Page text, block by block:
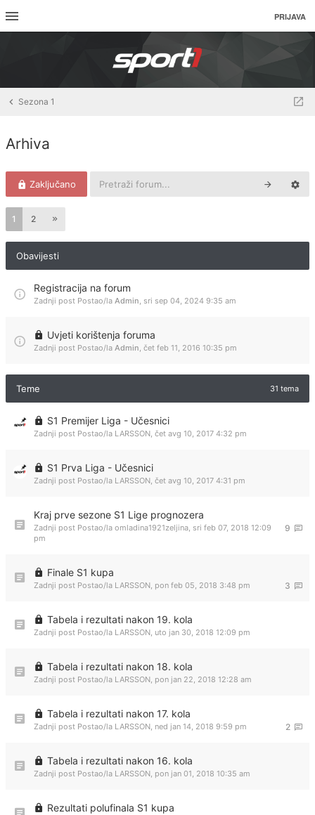
PRIJAVA
Sezona 1
Arhiva
Zaključano
1 2
Obavijesti
Registracija na forum
Zadnji post Postao/la Admin, sri sep 04, 2024 9:35 am
Uvjeti korištenja foruma
Zadnji post Postao/la Admin, čet feb 11, 2016 10:35 pm
Teme 31 tema
S1 Premijer Liga - Učesnici
Zadnji post Postao/la LARSSON, čet avg 10, 2017 4:32 pm
S1 Prva Liga - Učesnici
Zadnji post Postao/la LARSSON, čet avg 10, 2017 4:31 pm
Kraj prve sezone S1 Lige prognozera
9
Zadnji post Postao/la omladina1921zeljina, sri feb 07, 2018 12:09
pm
Finale S1 kupa
3
Zadnji post Postao/la LARSSON, pon feb 05, 2018 3:48 pm
Tabela i rezultati nakon 19. kola
Zadnji post Postao/la LARSSON, uto jan 30, 2018 12:09 pm
Tabela i rezultati nakon 18. kola
Zadnji post Postao/la LARSSON, pon jan 22, 2018 12:28 am
Tabela i rezultati nakon 17. kola
2
Zadnji post Postao/la LARSSON, ned jan 14, 2018 9:59 pm
Tabela i rezultati nakon 16. kola
Zadnji post Postao/la LARSSON, pon jan 01, 2018 10:35 am
Rezultati polufinala S1 kupa